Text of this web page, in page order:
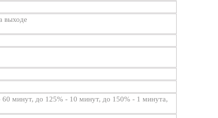
выходе
60 минут, до 125% - 10 минут, до 150% - 1 минута,